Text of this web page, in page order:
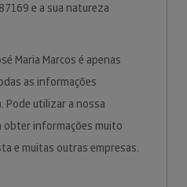
e a sua natureza
Maria Marcos é apenas
as informações
Pode utilizar a nossa
obter informações muito
e muitas outras empresas.